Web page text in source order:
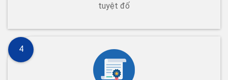
tuyệt đố
4